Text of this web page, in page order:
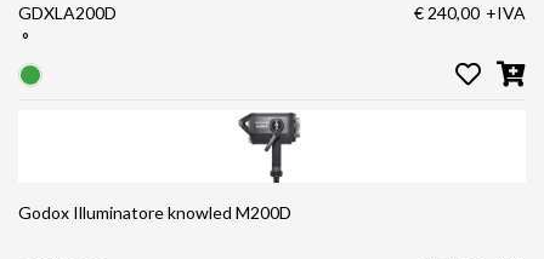
GDXLA200D
°
€ 240,00 +IVA
Godox Illuminatore knowled M200D